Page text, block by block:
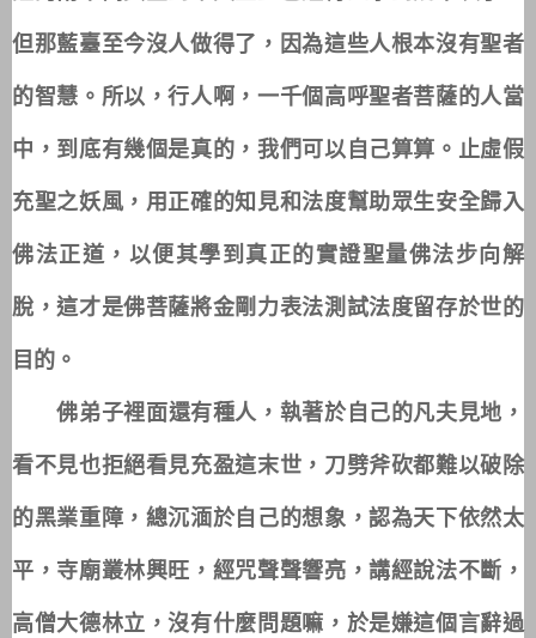
但那藍臺至今沒人做得了，因為這些人根本沒有聖者
的智慧。所以，行人啊，一千個高呼聖者菩薩的人當
中，到底有幾個是真的，我們可以自己算算。止虛假
充聖之妖風，用正確的知見和法度幫助眾生安全歸入
佛法正道，以便其學到真正的實證聖量佛法步向解
脫，這才是佛菩薩將金剛力表法測試法度留存於世的
目的。
佛弟子裡面還有種人，執著於自己的凡夫見地，
看不見也拒絕看見充盈這末世，刀劈斧砍都難以破除
的黑業重障，總沉湎於自己的想象，認為天下依然太
平，寺廟叢林興旺，經咒聲聲響亮，講經說法不斷，
高僧大德林立，沒有什麼問題嘛，於是嫌這個言辭過